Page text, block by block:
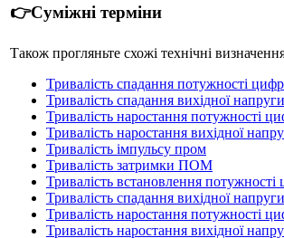
👉Суміжні терміни
Також прогляньте схожі технічні
Тривалість спадання потужності
Тривалість спадання вихідної
Тривалість наростання потужності
Тривалість наростання вихідної
Тривалість імпульсу пром
Тривалість затримки ПОМ
Тривалість встановлення
Тривалість спадання вихідної
Тривалість наростання потужності
Тривалість наростання вихідної